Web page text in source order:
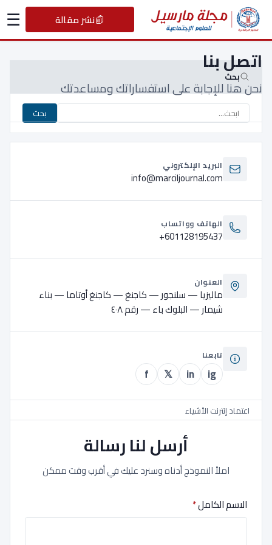
نشر مقالة ☰
بحث
بحث
نشر مقالة
الأقسام
إدارة المعرفة
إدارة الموارد البشرية الإلكترونية
ادارة الموارد البشرية
اعتماد إنترنت الأشياء
اعتماد الحوسبة السحابية
التجارة الإلكترونية
اتصل بنا
نحن هنا للإجابة على استفساراتك ومساعدتك
البريد الإلكتروني
info@marciljournal.com
الهاتف وواتساب
+601128195437
العنوان
ماليزيا — سلنجور — كاجنغ — كاجنغ أوتاما — بناء
شيمار — البلوك باء — رقم ٤٠٨
تابعنا
ig
in
𝕏
f
أرسل لنا رسالة
املأ النموذج أدناه وسنرد عليك في أقرب وقت ممكن
الاسم الكامل*